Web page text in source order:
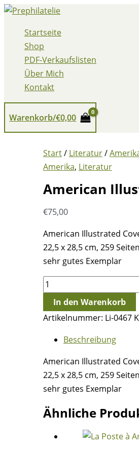
Zum
springenStartseite
Shop
PDF-Verkaufslisten
Über Mich
Kontakt
Warenkorb/€0,00
Start/ Literatur/
Amerika, Literatur
American
€75,00
American Illustrated
22,5 x 28,5 cm, 259
sehr gutes Exemplar
American
Illustrated
Cover
Catalog
Menge
In den Warenkorb
Artikelnummer: Li-0467
Beschreibung
American Illustrated
22,5 x 28,5 cm, 259
sehr gutes Exemplar
Ähnliche